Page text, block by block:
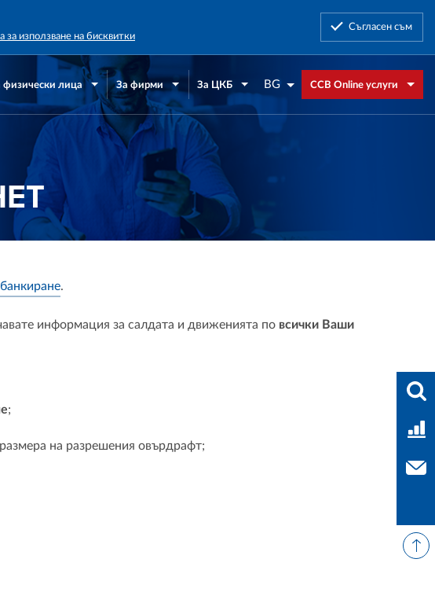
за използване на бисквитки
Съгласен съм
физически лица За фирми За ЦКБ BG CCB Online услуги
.
информация за салдата и движенията по всички Ваши
;
на разрешения овърдрафт;